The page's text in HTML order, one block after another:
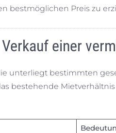
bestmöglichen Preis zu
einer
unterliegt bestimmten
bestehende